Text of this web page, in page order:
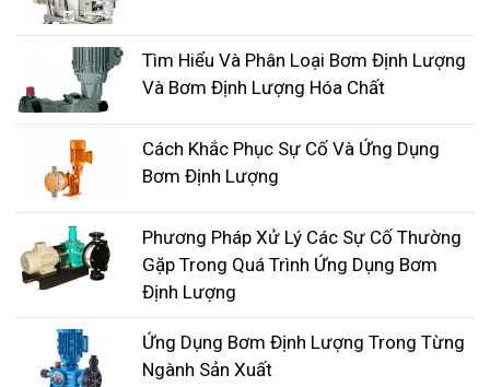
Tìm Hiểu Và Phân Loại Bơm Định Lượng
Và Bơm Định Lượng Hóa Chất
Cách Khắc Phục Sự Cố Và Ứng Dụng
Bơm Định Lượng
Phương Pháp Xử Lý Các Sự Cố Thường
Gặp Trong Quá Trình Ứng Dụng Bơm
Định Lượng
Ứng Dụng Bơm Định Lượng Trong Từng
Ngành Sản Xuất